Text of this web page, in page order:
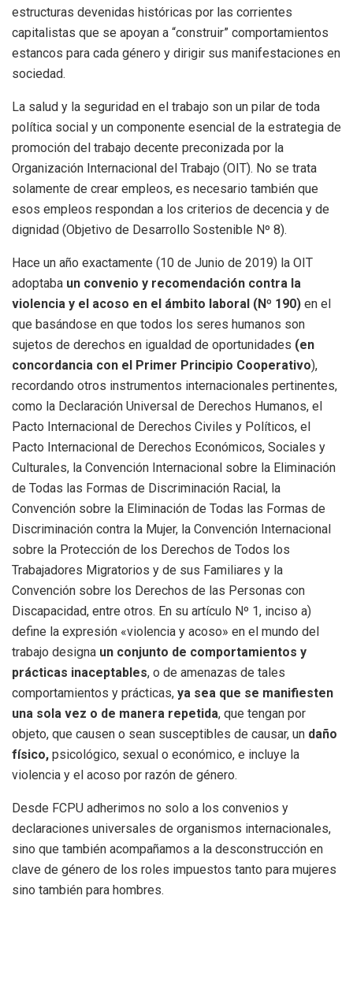
estructuras devenidas históricas por las corrientes
capitalistas que se apoyan a “construir” comportamientos
estancos para cada género y dirigir sus manifestaciones en
sociedad.
La salud y la seguridad en el trabajo son un pilar de toda
política social y un componente esencial de la estrategia de
promoción del trabajo decente preconizada por la
Organización Internacional del Trabajo (OIT). No se trata
solamente de crear empleos, es necesario también que
esos empleos respondan a los criterios de decencia y de
dignidad (Objetivo de Desarrollo Sostenible Nº 8).
Hace un año exactamente (10 de Junio de 2019) la OIT
adoptaba un convenio y recomendación contra la
violencia y el acoso en el ámbito laboral (Nº 190) en el
que basándose en que todos los seres humanos son
sujetos de derechos en igualdad de oportunidades (en
concordancia con el Primer Principio Cooperativo),
recordando otros instrumentos internacionales pertinentes,
como la Declaración Universal de Derechos Humanos, el
Pacto Internacional de Derechos Civiles y Políticos, el
Pacto Internacional de Derechos Económicos, Sociales y
Culturales, la Convención Internacional sobre la Eliminación
de Todas las Formas de Discriminación Racial, la
Convención sobre la Eliminación de Todas las Formas de
Discriminación contra la Mujer, la Convención Internacional
sobre la Protección de los Derechos de Todos los
Trabajadores Migratorios y de sus Familiares y la
Convención sobre los Derechos de las Personas con
Discapacidad, entre otros. En su artículo Nº 1, inciso a)
define la expresión «violencia y acoso» en el mundo del
trabajo designa un conjunto de comportamientos y
prácticas inaceptables, o de amenazas de tales
comportamientos y prácticas, ya sea que se manifiesten
una sola vez o de manera repetida, que tengan por
objeto, que causen o sean susceptibles de causar, un daño
físico, psicológico, sexual o económico, e incluye la
violencia y el acoso por razón de género.
Desde FCPU adherimos no solo a los convenios y
declaraciones universales de organismos internacionales,
sino que también acompañamos a la desconstrucción en
clave de género de los roles impuestos tanto para mujeres
sino también para hombres.